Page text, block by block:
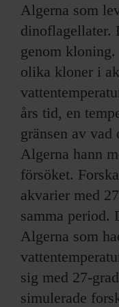
Algerna som
dinoflagellater.
genom
olika kloner i
års tid, en
gränsen av vad
Algerna hann
försöket.
akvarier med
samma period.
Algerna som
sig med 27-
simulerade